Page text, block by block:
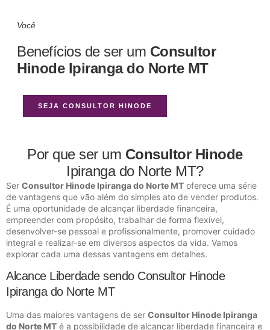
Você
Benefícios de ser um Consultor
Hinode Ipiranga do Norte MT
SEJA CONSULTOR HINODE
Por que ser um Consultor Hinode
Ipiranga do Norte MT?
Ser Consultor Hinode Ipiranga do Norte MT oferece uma série
de vantagens que vão além do simples ato de vender produtos.
É uma oportunidade de alcançar liberdade financeira,
empreender com propósito, trabalhar de forma flexível,
desenvolver-se pessoal e profissionalmente, promover cuidado
integral e realizar-se em diversos aspectos da vida. Vamos
explorar cada uma dessas vantagens em detalhes.
Alcance Liberdade sendo Consultor Hinode
Ipiranga do Norte MT
Uma das maiores vantagens de ser Consultor Hinode Ipiranga
do Norte MT é a possibilidade de alcançar liberdade financeira e